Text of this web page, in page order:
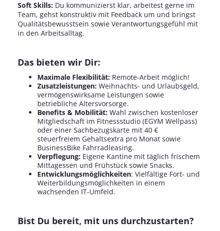
Soft Skills: Du kommunizierst klar, arbeitest gerne im
Team, gehst konstruktiv mit Feedback um und bringst
Qualitätsbewusstsein sowie Verantwortungsgefühl mit
in den Arbeitsalltag.
Das bieten wir Dir:
Maximale Flexibilität:Remote-Arbeit möglich!
Zusatzleistungen: Weihnachts- und Urlaubsgeld,
vermögenswirksame Leistungen sowie
betriebliche Altersvorsorge.
Benefits & Mobilität: Wahl zwischen kostenloser
Mitgliedschaft im Fitnessstudio (EGYM Wellpass)
oder einer Sachbezugskarte mit 40 €
steuerfreiem Gehaltsextra pro Monat sowie
BusinessBike Fahrradleasing.
Verpflegung: Eigene Kantine mit täglich frischem
Mittagessen und Frühstück sowie Snacks.
Entwicklungsmöglichkeiten: Vielfältige Fort- und
Weiterbildungsmöglichkeiten in einem
wachsenden IT-Umfeld.
Bist Du bereit, mit uns durchzustarten?